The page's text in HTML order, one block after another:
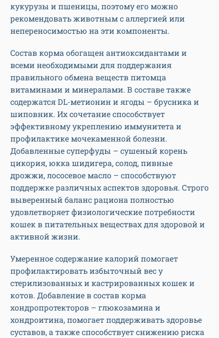
кукурузы и пшеницы, поэтому его можно
рекомендовать животным с аллергией или
непереносимостью на эти компоненты.
Состав корма обогащен антиоксидантами и
всеми необходимыми для поддержания
правильного обмена веществ питомца
витаминами и минералами. В составе также
содержатся DL-метионин и ягоды – брусника и
шиповник. Их сочетание способствует
эффективному укреплению иммунитета и
профилактике мочекаменной болезни.
Добавленные суперфуды – сушеный корень
цикория, юкка шидигера, солод, пивные
дрожжи, лососевое масло – способствуют
поддержке различных аспектов здоровья. Строго
выверенный баланс рациона полностью
удовлетворяет физиологические потребности
кошек в питательных веществах для здоровой и
активной жизни.
Умеренное содержание калорий помогает
профилактировать избыточный вес у
стерилизованных и кастрированных кошек и
котов. Добавление в состав корма
хондропротекторов – глюкозамина и
хондроитина, помогает поддерживать здоровье
суставов, а также способствует снижению риска